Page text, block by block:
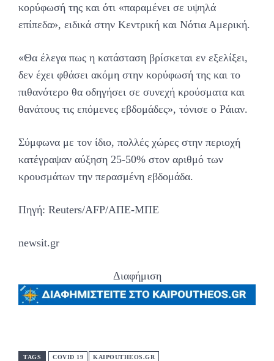
κορύφωσή της και ότι «παραμένει σε υψηλά
επίπεδα», ειδικά στην Κεντρική και Νότια Αμερική.
«Θα έλεγα πως η κατάσταση βρίσκεται εν εξελίξει,
δεν έχει φθάσει ακόμη στην κορύφωσή της και το
πιθανότερο θα οδηγήσει σε συνεχή κρούσματα και
θανάτους τις επόμενες εβδομάδες», τόνισε ο Ράιαν.
Σύμφωνα με τον ίδιο, πολλές χώρες στην περιοχή
κατέγραψαν αύξηση 25-50% στον αριθμό των
κρουσμάτων την περασμένη εβδομάδα.
Πηγή: Reuters/AFP/ΑΠΕ-ΜΠΕ
newsit.gr
Διαφήμιση
TAGS COVID 19 KAIPOUTHEOS.GR